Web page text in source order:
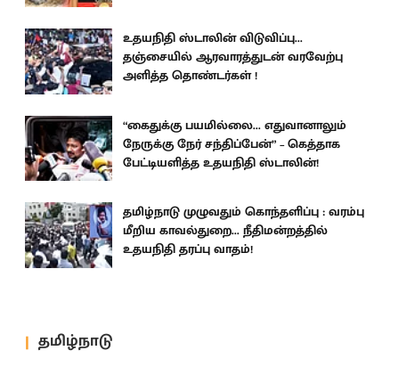
உதயநிதி ஸ்டாலின் விடுவிப்பு...
தஞ்சையில் ஆரவாரத்துடன் வரவேற்பு
அளித்த தொண்டர்கள் !
“கைதுக்கு பயமில்லை... எதுவானாலும்
நேருக்கு நேர் சந்திப்பேன்” – கெத்தாக
பேட்டியளித்த உதயநிதி ஸ்டாலின்!
தமிழ்நாடு முழுவதும் கொந்தளிப்பு : வரம்பு
மீறிய காவல்துறை... நீதிமன்றத்தில்
உதயநிதி தரப்பு வாதம்!
தமிழ்நாடு